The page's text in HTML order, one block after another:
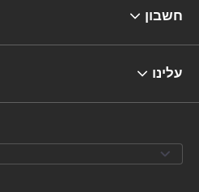
חשבון
עלינו